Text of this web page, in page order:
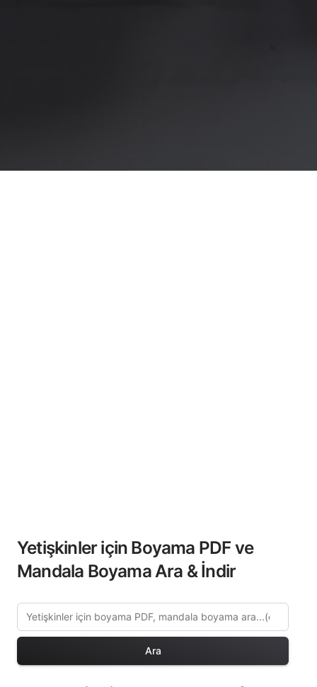
Yetişkinler için Boyama PDF ve
Mandala Boyama Ara & İndir
Ara